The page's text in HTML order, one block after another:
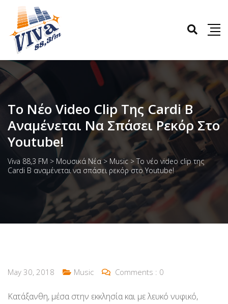
Το Νέο Video Clip Της Cardi B
Αναμένεται Να Σπάσει Ρεκόρ Στο
Youtube!
Viva 88,3 FM > Μουσικά Νέα > Music >Το νέο video clip της
Cardi B αναμένεται να σπάσει ρεκόρ στο Youtube!
May 30, 2018 Music Comments : 0
Κατάξανθη, μέσα στην εκκλησία και με λευκό νυφικό,